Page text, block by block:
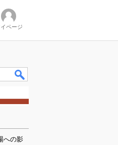
ページ
への影